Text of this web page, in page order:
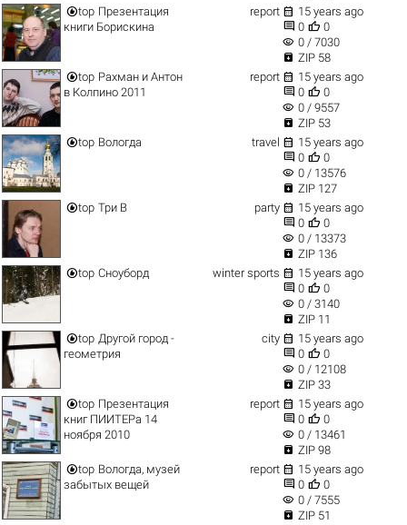
top Презентация
книги Борискина
report  15 years ago
 0  0
visibility 0 / 7030
 ZIP 58
top Рахман и Антон
в Колпино 2011
report  15 years ago
 0  0
visibility 0 / 9557
 ZIP 53
top Вологда travel  15 years ago
 0  0
visibility 0 / 13576
 ZIP 127
top Три В party  15 years ago
 0  0
visibility 0 / 13373
 ZIP 136
top Сноуборд winter sports  15 years ago
 0  0
visibility 0 / 3140
 ZIP 11
top Другой город -
геометрия
city  15 years ago
 0  0
visibility 0 / 12108
 ZIP 33
top Презентация
книг ПИИТЕРа 14
ноября 2010
report  15 years ago
 0  0
visibility 0 / 13461
 ZIP 98
top Вологда, музей
забытых вещей
report  15 years ago
 0  0
visibility 0 / 7555
 ZIP 51